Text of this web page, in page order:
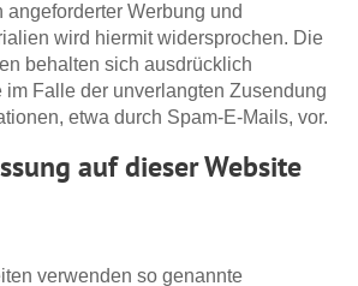
angeforderter Werbung und
wird hiermit widersprochen. Die
behalten sich ausdrücklich
im Falle der unverlangten Zusendung
etwa durch Spam-E-Mails, vor.
auf dieser Website
verwenden so genannte